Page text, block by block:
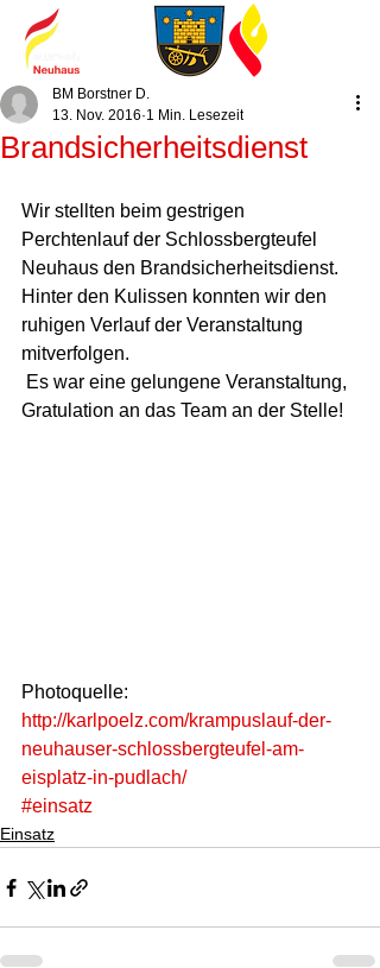
Brandsicherheitsdienst
BM Borstner D.
13. Nov. 2016 1 Min. Lesezeit
Wir stellten beim gestrigen
Perchtenlauf der Schlossbergteufel
Neuhaus den Brandsicherheitsdienst.
Hinter den Kulissen konnten wir den
ruhigen Verlauf der Veranstaltung
mitverfolgen.
Gratulation an das Team an der Stelle!
Photoquelle:
http://karlpoelz.com/krampuslauf-der-
neuhauser-schlossbergteufel-am-
eisplatz-in-pudlach/
#einsatz
Einsatz